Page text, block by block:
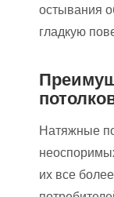
остывания
гладкую
Натяжные
их все